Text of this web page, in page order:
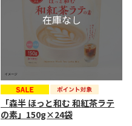
「森半 ほっと和む 和紅茶ラテ
の素」150g×24袋